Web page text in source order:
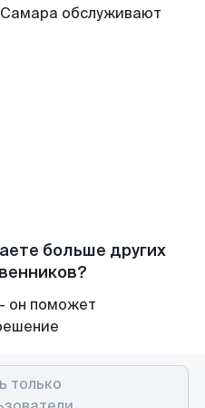
обслуживают
больше других
он поможет